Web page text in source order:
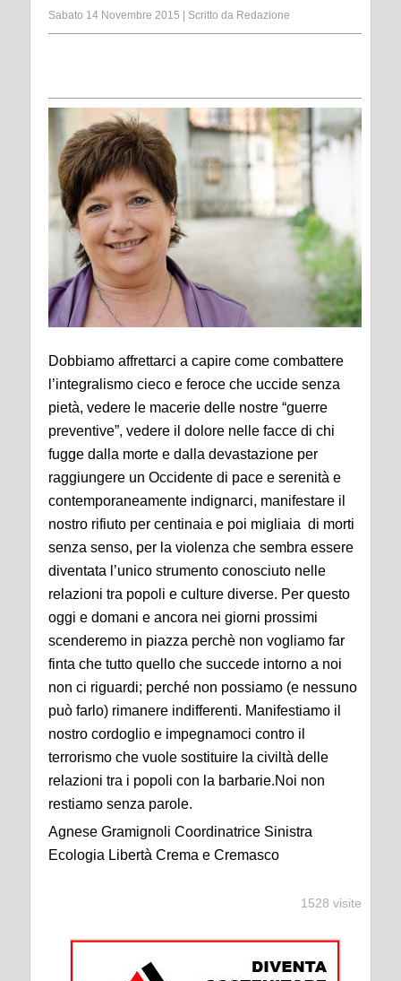
Sabato 14 Novembre 2015 Scritto da Redazione
Dobbiamo affrettarci a capire come combattere
l’integralismo cieco e feroce che uccide senza
pietà, vedere le macerie delle nostre “guerre
preventive”, vedere il dolore nelle facce di chi
fugge dalla morte e dalla devastazione per
raggiungere un Occidente di pace e serenità e
contemporaneamente indignarci, manifestare il
nostro rifiuto per centinaia e poi migliaia di morti
senza senso, per la violenza che sembra essere
diventata l’unico strumento conosciuto nelle
relazioni tra popoli e culture diverse. Per questo
oggi e domani e ancora nei giorni prossimi
scenderemo in piazza perchè non vogliamo far
finta che tutto quello che succede intorno a noi
non ci riguardi; perché non possiamo (e nessuno
può farlo) rimanere indifferenti. Manifestiamo il
nostro cordoglio e impegnamoci contro il
terrorismo che vuole sostituire la civiltà delle
relazioni tra i popoli con la barbarie.Noi non
restiamo senza parole.
Agnese Gramignoli Coordinatrice Sinistra
Ecologia Libertà Crema e Cremasco
1528 visite